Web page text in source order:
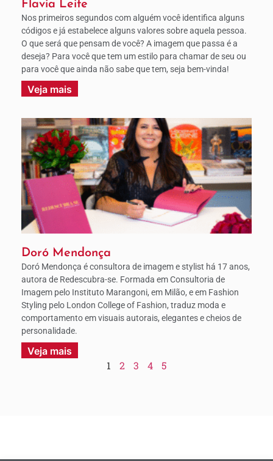
Flavia Leite
Nos primeiros segundos com alguém você identifica alguns
códigos e já estabelece alguns valores sobre aquela pessoa.
O que será que pensam de você? A imagem que passa é a
deseja? Para você que tem um estilo para chamar de seu ou
para você que ainda não sabe que tem, seja bem-vinda!
Veja mais
Doró Mendonça
Doró Mendonça é consultora de imagem e stylist há 17 anos,
autora de Redescubra-se. Formada em Consultoria de
Imagem pelo Instituto Marangoni, em Milão, e em Fashion
Styling pelo London College of Fashion, traduz moda e
comportamento em visuais autorais, elegantes e cheios de
personalidade.
Veja mais
1 2 3 4 5